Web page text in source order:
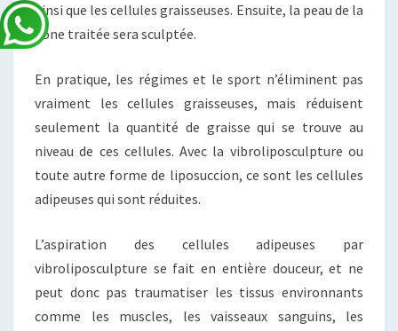
ainsi que les cellules graisseuses. Ensuite, la peau de la
zone traitée sera sculptée.
En pratique, les régimes et le sport n’éliminent pas
vraiment les cellules graisseuses, mais réduisent
seulement la quantité de graisse qui se trouve au
niveau de ces cellules. Avec la vibroliposculpture ou
toute autre forme de liposuccion, ce sont les cellules
adipeuses qui sont réduites.
L’aspiration des cellules adipeuses par
vibroliposculpture se fait en entière douceur, et ne
peut donc pas traumatiser les tissus environnants
comme les muscles, les vaisseaux sanguins, les